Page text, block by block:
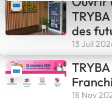
des
13 Juil
18 Nov